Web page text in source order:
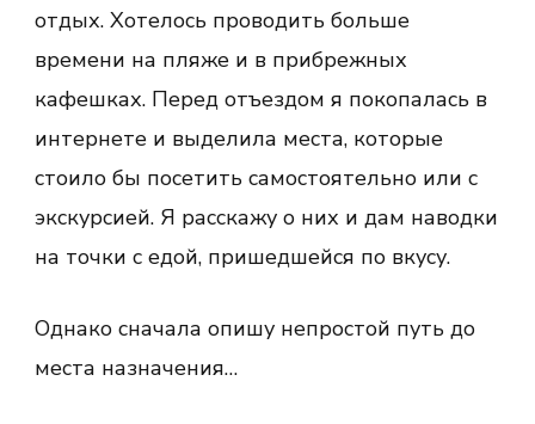
отдых. Хотелось проводить больше
времени на пляже и в прибрежных
кафешках. Перед отъездом я покопалась в
интернете и выделила места, которые
стоило бы посетить самостоятельно или с
экскурсией. Я расскажу о них и дам наводки
на точки с едой, пришедшейся по вкусу.
Однако сначала опишу непростой путь до
места назначения…